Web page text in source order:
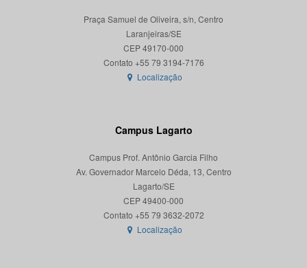
Praça Samuel de Oliveira, s/n, Centro
Laranjeiras/SE
CEP 49170-000
Localização
Campus Lagarto
Campus Prof. Antônio Garcia Filho
Av. Governador Marcelo Déda, 13, Centro
Lagarto/SE
CEP 49400-000
Localização